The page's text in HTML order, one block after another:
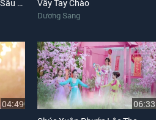
Chuyện Tình Cô Gái Bán Sầu Riêng
Vẫy Tay Chào
Dương Sang
04:49
06:33